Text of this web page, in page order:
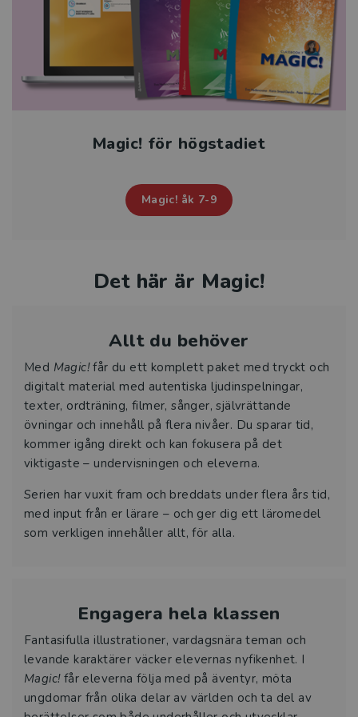
Magic! för högstadiet
Magic! åk 7-9
Det här är Magic!
Allt du behöver
Med Magic!får du ett komplett paket med tryckt och
digitalt material med autentiska ljudinspelningar,
texter, ordträning, filmer, sånger, självrättande
övningar och innehåll på flera nivåer. Du sparar tid,
kommer igång direkt och kan fokusera på det
viktigaste – undervisningen och eleverna.
Serien har vuxit fram och breddats under flera års tid,
med input från er lärare – och ger dig ett läromedel
som verkligen innehåller allt, för alla.
Engagera hela klassen
Fantasifulla illustrationer, vardagsnära teman och
levande karaktärer väcker elevernas nyfikenhet. I
Magic!får eleverna följa med på äventyr, möta
ungdomar från olika delar av världen och ta del av